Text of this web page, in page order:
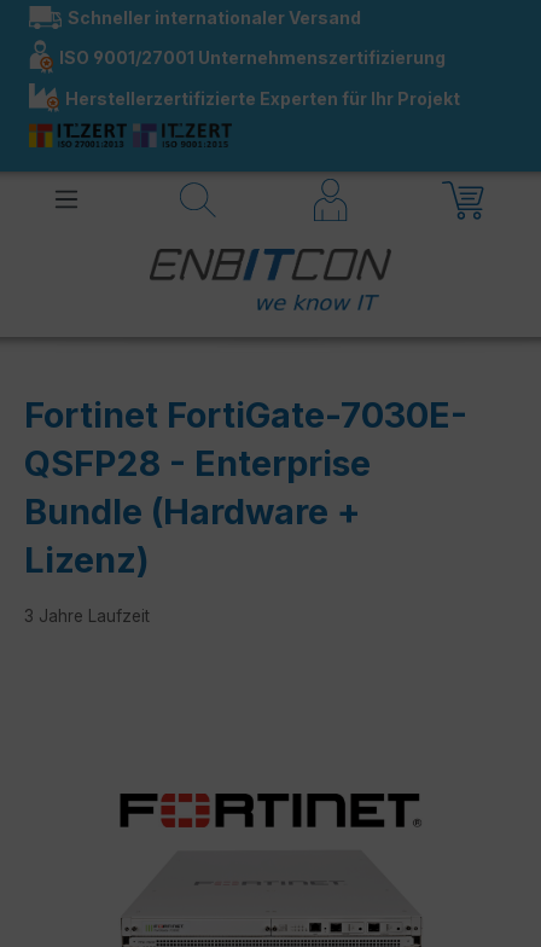
springen
Schneller internationaler Versand
ISO 9001/27001 Unternehmenszertifizierung
Herstellerzertifizierte Experten für Ihr Projekt
Fortinet FortiGate-7030E-
QSFP28 - Enterprise
Bundle (Hardware +
Lizenz)
3 Jahre Laufzeit